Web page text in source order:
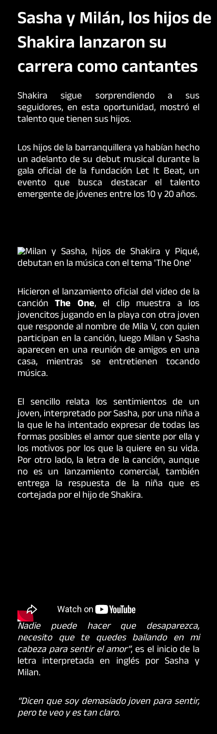
Sasha y Milán, los hijos de
Shakira lanzaron su
carrera como cantantes
Shakira sigue sorprendiendo a sus
seguidores, en esta oportunidad, mostró el
talento que tienen sus hijos.
Los hijos de la barranquillera ya habían hecho
un adelanto de su debut musical durante la
gala oficial de la fundación Let It Beat, un
evento que busca destacar el talento
emergente de jóvenes entre los 10 y 20 años.
Hicieron el lanzamiento oficial del video de la
canciónThe One, el clip muestra a los
jovencitos jugando en la playa con otra joven
que responde al nombre de Mila V, con quien
participan en la canción, luego Milan y Sasha
aparecen en una reunión de amigos en una
casa, mientras se entretienen tocando
música.
El sencillo relata los sentimientos de un
joven, interpretado por Sasha, por una niña a
la que le ha intentado expresar de todas las
formas posibles el amor que siente por ella y
los motivos por los que la quiere en su vida.
Por otro lado, la letra de la canción, aunque
no es un lanzamiento comercial, también
entrega la respuesta de la niña que es
cortejada por el hijo de Shakira.
Nadie puede hacer que desaparezca,
necesito que te quedes bailando en mi
cabeza para sentir el amor”, es el inicio de la
letra interpretada en inglés por Sasha y
Milan.
“Dicen que soy demasiado joven para sentir,
pero te veo y es tan claro.